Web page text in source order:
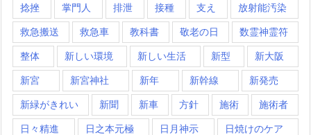
捻挫 掌門人 排泄 接種 支え 放射能汚染
救急搬送 救急車 教科書 敬老の日 数霊神霊符
整体 新しい環境 新しい生活 新型 新大阪
新宮 新宮神社 新年 新幹線 新発売
新緑がきれい 新聞 新車 方針 施術 施術者
日々精進 日之本元極 日月神示 日焼けのケア